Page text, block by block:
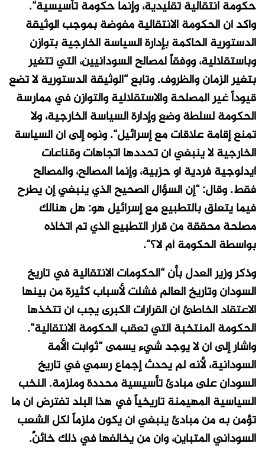
حكومة انتقالية تقليدية، وإنما حكومة تأسيسية“.
وأكد أن الحكومة الانتقالية مفوضة بموجب الوثيقة
الدستورية الحاكمة بإدارة السياسة الخارجية بتوازن
وباستقلالية، ووفقاً لمصالح السودانيين، التي تتغير
بتغير الزمان والظروف. وتابع “الوثيقة الدستورية لا تضع
قيوداً غير المصلحة والاستقلالية والتوازن في ممارسة
الحكومة لسلطة وضع وإدارة السياسة الخارجية، ولا
تمنع إقامة علاقات مع إسرائيل“. ونوه إلى أن السياسة
الخارجية لا ينبغي أن تحددها اتجاهات وقناعات
ايدلوجية فردية أو حزبية، وإنما المصالح، والمصالح
فقط. وقال: “إن السؤال الصحيح الذي ينبغي إن يطرح
فيما يتعلق بالتطبيع مع إسرائيل هو: هل هنالك
مصلحة محققة من قرار التطبيع الذي تم اتخاذه
بواسطة الحكومة أم لا؟“.
وذكر وزير العدل بأن “الحكومات الانتقالية في تاريخ
السودان وتاريخ العالم فشلت لأسباب كثيرة من بينها
الاعتقاد الخاطئ أن القرارات الكبرى يجب أن تتخذها
الحكومة المنتخبة التي تعقب الحكومة الانتقالية“.
وأشار إلى أن لا يوجد شيء يسمى “ثوابت الأمة
السودانية، لأنه لم يحدث إجماع رسمي في تاريخ
السودان على مبادئ تأسيسية محددة وملزمة. النخب
السياسية المهيمنة تاريخياً في هذا البلد تفترض أن ما
تؤمن به من مبادئ ينبغي أن يكون ملزماً لكل الشعب
السوداني المتباين، وأن من يخالفها في ذلك خائنًٌ.